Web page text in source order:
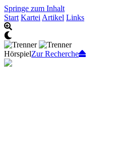
Springe zum Inhalt
Start Kartei Artikel Links
HörspielZur Recherche